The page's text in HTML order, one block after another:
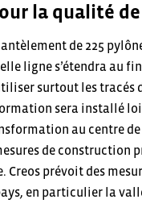
la qualité de
de 225
ligne s’étendra au
surtout les
sera installé
au centre
de construction
Creos prévoit des
en particulier la